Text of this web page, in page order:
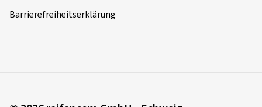
Barrierefreiheitserklärung